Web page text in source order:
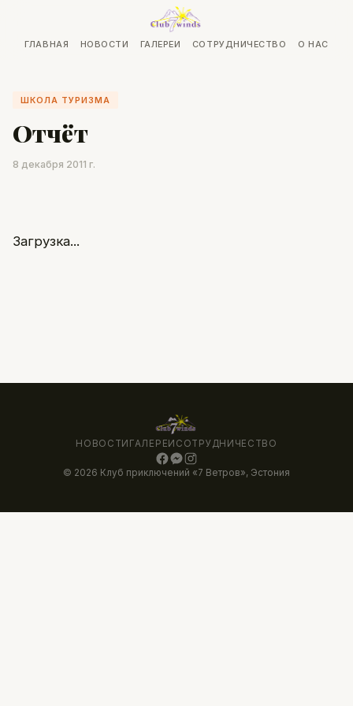
ГЛАВНАЯ НОВОСТИ ГАЛЕРЕИ СОТРУДНИЧЕСТВО О НАС
ШКОЛА ТУРИЗМА
Отчёт
8 декабря 2011 г.
Загрузка...
НОВОСТИ ГАЛЕРЕИ СОТРУДНИЧЕСТВО
© 2026 Клуб приключений «7 Ветров», Эстония